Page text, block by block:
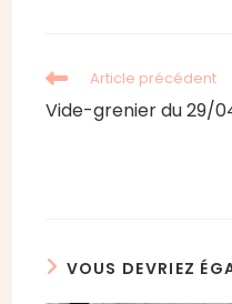
Read
more
articles
Article précédent
Vide-grenier du 29/
VOUS DEVRIEZ